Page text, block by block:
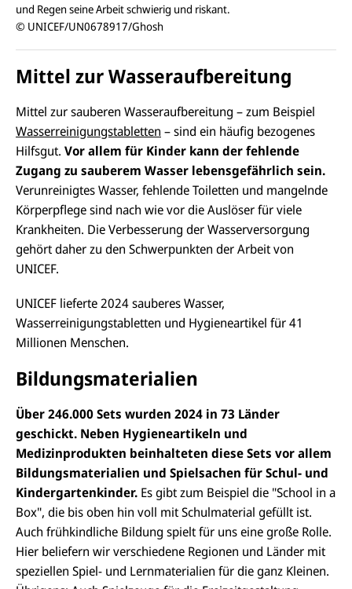
und Regen seine Arbeit schwierig und riskant.
© UNICEF/UN0678917/Ghosh
Mittel zur Wasseraufbereitung
Mittel zur sauberen Wasseraufbereitung – zum Beispiel
Wasserreinigungstabletten – sind ein häufig bezogenes
Hilfsgut. Vor allem für Kinder kann der fehlende
Zugang zu sauberem Wasser lebensgefährlich sein.
Verunreinigtes Wasser, fehlende Toiletten und mangelnde
Körperpflege sind nach wie vor die Auslöser für viele
Krankheiten. Die Verbesserung der Wasserversorgung
gehört daher zu den Schwerpunkten der Arbeit von
UNICEF.
UNICEF lieferte 2024 sauberes Wasser,
Wasserreinigungstabletten und Hygieneartikel für 41
Millionen Menschen.
Bildungsmaterialien
Über 246.000 Sets wurden 2024 in 73 Länder
geschickt. Neben Hygieneartikeln und
Medizinprodukten beinhalteten diese Sets vor allem
Bildungsmaterialien und Spielsachen für Schul- und
Kindergartenkinder. Es gibt zum Beispiel die "School in a
Box", die bis oben hin voll mit Schulmaterial gefüllt ist.
Auch frühkindliche Bildung spielt für uns eine große Rolle.
Hier beliefern wir verschiedene Regionen und Länder mit
speziellen Spiel- und Lernmaterialien für die ganz Kleinen.